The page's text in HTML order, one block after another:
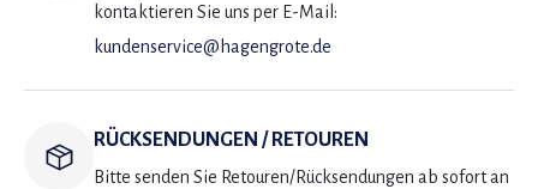
kontaktieren Sie uns per E-Mail:
kundenservice@hagengrote.de
RÜCKSENDUNGEN / RETOUREN
Bitte senden Sie Retouren/Rücksendungen ab sofort an